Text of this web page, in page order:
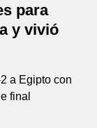
para
y vivió